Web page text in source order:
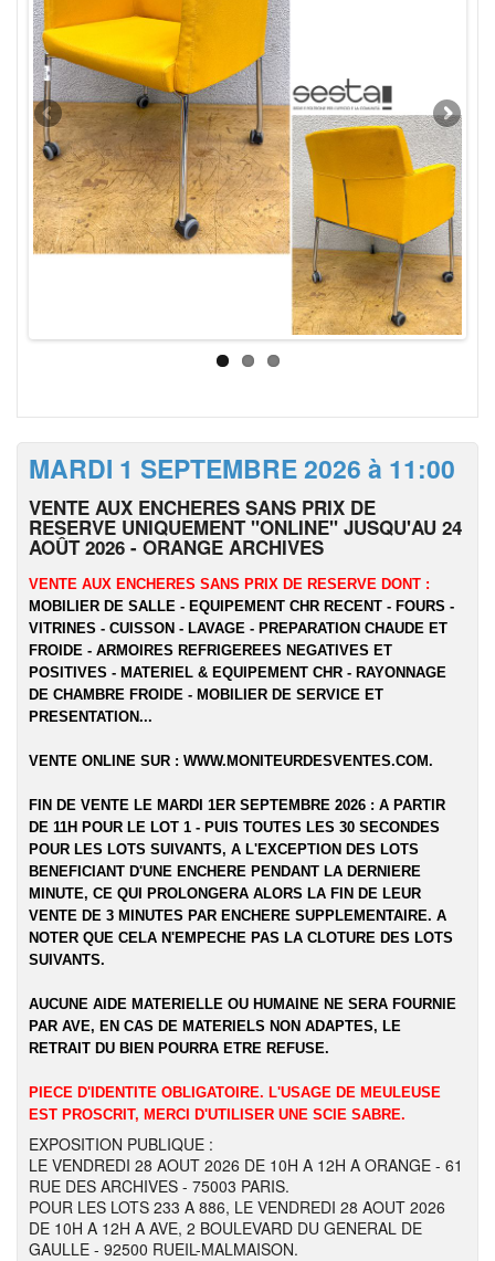
MARDI 1 SEPTEMBRE 2026 à 11:00
VENTE AUX ENCHERES SANS PRIX DE
RESERVE UNIQUEMENT "ONLINE" JUSQU'AU 24
AOÛT 2026 - ORANGE ARCHIVES
VENTE AUX ENCHERES SANS PRIX DE RESERVE DONT :
MOBILIER DE SALLE - EQUIPEMENT CHR RECENT - FOURS -
VITRINES - CUISSON - LAVAGE - PREPARATION CHAUDE ET
FROIDE - ARMOIRES REFRIGEREES NEGATIVES ET
POSITIVES - MATERIEL & EQUIPEMENT CHR - RAYONNAGE
DE CHAMBRE FROIDE - MOBILIER DE SERVICE ET
PRESENTATION...
VENTE ONLINE SUR : WWW.MONITEURDESVENTES.COM.
FIN DE VENTE LE MARDI 1ER SEPTEMBRE 2026 : A PARTIR
DE 11H POUR LE LOT 1 - PUIS TOUTES LES 30 SECONDES
POUR LES LOTS SUIVANTS, A L'EXCEPTION DES LOTS
BENEFICIANT D'UNE ENCHERE PENDANT LA DERNIERE
MINUTE, CE QUI PROLONGERA ALORS LA FIN DE LEUR
VENTE DE 3 MINUTES PAR ENCHERE SUPPLEMENTAIRE. A
NOTER QUE CELA N'EMPECHE PAS LA CLOTURE DES LOTS
SUIVANTS.
AUCUNE AIDE MATERIELLE OU HUMAINE NE SERA FOURNIE
PAR AVE, EN CAS DE MATERIELS NON ADAPTES, LE
RETRAIT DU BIEN POURRA ETRE REFUSE.
PIECE D'IDENTITE OBLIGATOIRE. L'USAGE DE MEULEUSE
EST PROSCRIT, MERCI D'UTILISER UNE SCIE SABRE.
EXPOSITION PUBLIQUE :
LE VENDREDI 28 AOUT 2026 DE 10H A 12H A ORANGE - 61
RUE DES ARCHIVES - 75003 PARIS.
POUR LES LOTS 233 A 886, LE VENDREDI 28 AOUT 2026
DE 10H A 12H A AVE, 2 BOULEVARD DU GENERAL DE
GAULLE - 92500 RUEIL-MALMAISON.